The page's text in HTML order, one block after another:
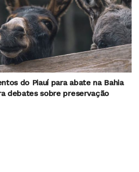
do Piauí para abate na Bahia
debates sobre preservação